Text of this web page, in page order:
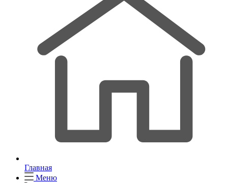
Главная
Меню